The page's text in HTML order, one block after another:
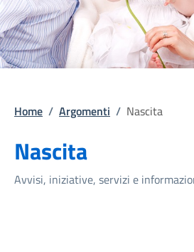
Home / Argomenti / Nascita
Nascita
Avvisi, iniziative, servizi e